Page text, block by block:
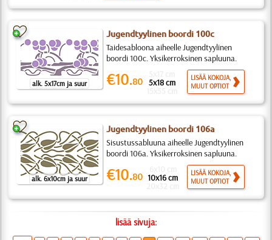
alk. 5x17cm ja suur
Jugendtyylinen boordi 100c
Taidesabloona aiheelle Jugendtyylinen
boordi 100c. Yksikerroksinen sapluuna.
€10.80 5x18 cm
LISÄÄ KOKOJA,
MUUT OPTIOT
alk. 6x10cm ja suur
Jugendtyylinen boordi 106a
Sisustussabluuna aiheelle Jugendtyylinen
boordi 106a. Yksikerroksinen sapluuna.
€10.80 10x16 cm
LISÄÄ KOKOJA,
MUUT OPTIOT
lisää sivuja: